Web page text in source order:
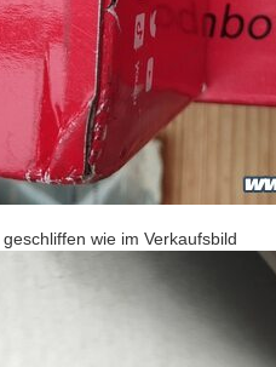
wie im Verkaufsbild